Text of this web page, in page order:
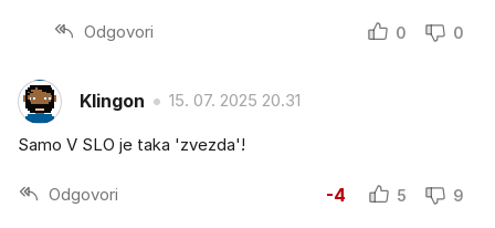
Odgovori 0 0
Klingon 15. 07. 2025 20.31
Samo V SLO je taka 'zvezda'!
Odgovori -4 5 9